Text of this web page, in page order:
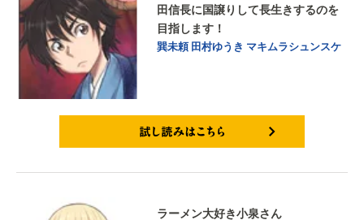
田信長に国譲りして長生きするのを
目指します！
巽未頼 田村ゆうき マキムラシュンスケ
ラーメン大好き小泉さん